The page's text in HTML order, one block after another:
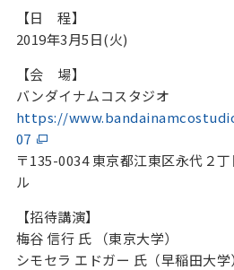
【日 程】
2019年3月5日(火)
【会 場】
バンダイナムコスタジオ
https://
07
〒135-0034 東京都江東区永代２
ル
【招待講演】
梅谷 信行 氏 （東京大学）
シモセラ エドガー 氏（早稲田大学